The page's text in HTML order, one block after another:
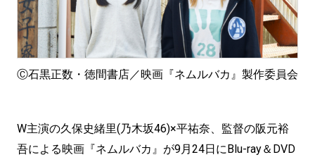
Ⓒ石黒正数・徳間書店／映画『ネムルバカ』製作委員会
W主演の久保史緒里(乃木坂46)×平祐奈、監督の阪元裕
吾による映画『ネムルバカ』が9月24日にBlu-ray＆DVD